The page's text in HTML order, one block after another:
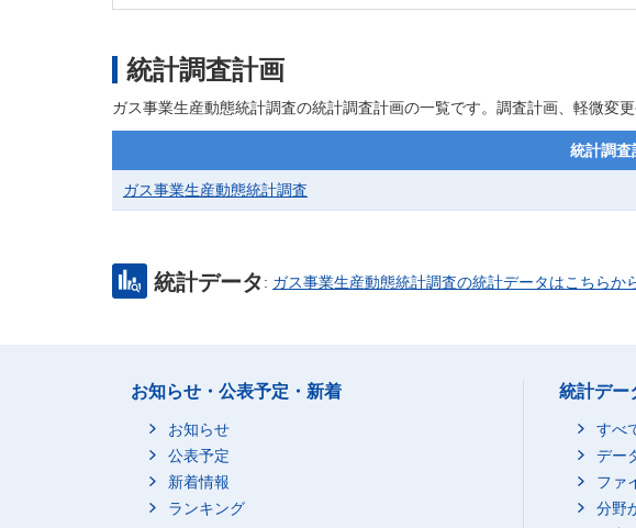
統計調査計画
ガス事業生産動態統計調査の統計調査計画の一覧です。調査計画、軽微変
統計調査
ガス事業生産動態統計調査
統計データ: ガス事業生産動態統計調査の統計データはこちらか
お知らせ・公表予定・新着
お知らせ
公表予定
新着情報
ランキング
統計デー
すべ
デー
ファ
分野